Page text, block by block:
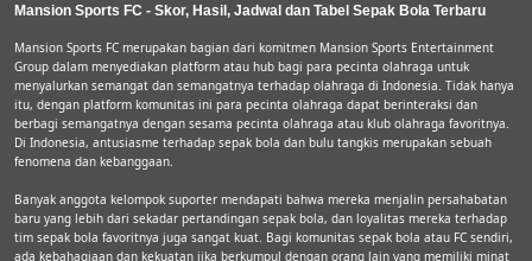
Mansion Sports FC - Skor, Hasil, Jadwal dan Tabel Sepak Bola Terbaru
Mansion Sports FC merupakan bagian dari komitmen Mansion Sports Entertainment
Group dalam menyediakan platform atau hub bagi para pecinta olahraga untuk
menyalurkan semangat dan semangatnya terhadap olahraga di Indonesia. Tidak hanya
itu, dengan platform komunitas ini para pecinta olahraga dapat berinteraksi dan
berbagi semangatnya dengan sesama pecinta olahraga atau klub olahraga favoritnya.
Di Indonesia, antusiasme terhadap sepak bola dan bulu tangkis merupakan sebuah
fenomena dan kebanggaan.
Banyak anggota kelompok suporter mendapati bahwa mereka menjalin persahabatan
baru yang lebih dari sekadar pertandingan sepak bola, dan loyalitas mereka terhadap
tim sepak bola favoritnya juga sangat kuat. Bagi komunitas sepak bola atau FC sendiri,
ada kebahagiaan dan kekuatan jika berkumpul dengan orang lain yang memiliki minat